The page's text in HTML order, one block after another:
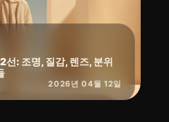
선: 조명, 질감, 렌즈, 분위
2026년 04월 12일